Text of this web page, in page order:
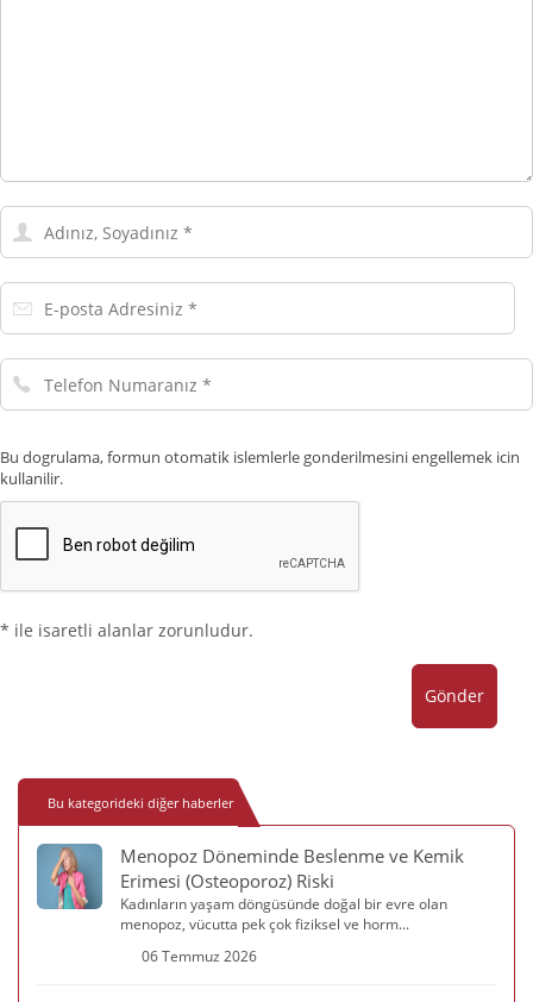
Adınız,
Soyadınız
E-
posta
Telefon
Numaranız
Bu dogrulama, formun otomatik islemlerle gonderilmesini engellemek icin
kullanilir.
* ile isaretli alanlar zorunludur.
Gönder
Bu kategorideki diğer haberler
Menopoz Döneminde Beslenme ve Kemik
Erimesi (Osteoporoz) Riski
Kadınların yaşam döngüsünde doğal bir evre olan
menopoz, vücutta pek çok fiziksel ve horm...
06 Temmuz 2026